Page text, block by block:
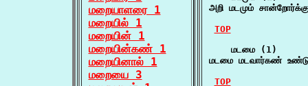
மறையாளரை 1
மறையில் 1
மறையின் 1
மறையின்கண் 1
மறையினால் 1
மறையை 3
அறி மடமும்
TOP
    மடமை (1)
மடமை மடவார்கண்
TOP